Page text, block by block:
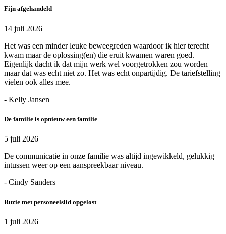
Fijn afgehandeld
14 juli 2026
Het was een minder leuke beweegreden waardoor ik hier terecht
kwam maar de oplossing(en) die eruit kwamen waren goed.
Eigenlijk dacht ik dat mijn werk wel voorgetrokken zou worden
maar dat was echt niet zo. Het was echt onpartijdig. De tariefstelling
vielen ook alles mee.
- Kelly Jansen
De familie is opnieuw een familie
5 juli 2026
De communicatie in onze familie was altijd ingewikkeld, gelukkig
intussen weer op een aanspreekbaar niveau.
- Cindy Sanders
Ruzie met personeelslid opgelost
1 juli 2026